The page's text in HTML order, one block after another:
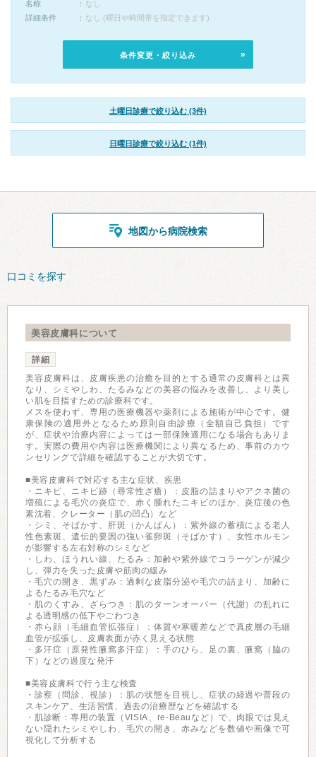
名称
なし
詳細条件
なし (曜日や時間帯を指定できます)
条件変更・絞り込み
土曜日診療で絞り込む (3件)
日曜日診療で絞り込む (1件)
地図から病院検索
口コミを探す
美容皮膚科について
詳細
美容皮膚科は、皮膚疾患の治癒を目的とする通常の皮膚科とは異
なり、シミやしわ、たるみなどの美容の悩みを改善し、より美し
い肌を目指すための診療科です。
メスを使わず、専用の医療機器や薬剤による施術が中心です。健
康保険の適用外となるため原則自由診療（全額自己負担）です
が、症状や治療内容によっては一部保険適用になる場合もありま
す。実際の費用や内容は医療機関により異なるため、事前のカウ
ンセリングで詳細を確認することが大切です。
■美容皮膚科で対応する主な症状、疾患
・ニキビ、ニキビ跡（尋常性ざ瘡）：皮脂の詰まりやアクネ菌の
増殖による毛穴の炎症で、赤く腫れたニキビのほか、炎症後の色
素沈着、クレーター（肌の凹凸）など
・シミ、そばかす、肝斑（かんぱん）：紫外線の蓄積による老人
性色素斑、遺伝的要因の強い雀卵斑（そばかす）、女性ホルモン
が影響する左右対称のシミなど
・しわ、ほうれい線、たるみ：加齢や紫外線でコラーゲンが減少
し、弾力を失った皮膚や筋肉の緩み
・毛穴の開き、黒ずみ：過剰な皮脂分泌や毛穴の詰まり、加齢に
よるたるみ毛穴など
・肌のくすみ、ざらつき：肌のターンオーバー（代謝）の乱れに
よる透明感の低下やごわつき
・赤ら顔（毛細血管拡張症）：体質や寒暖差などで真皮層の毛細
血管が拡張し、皮膚表面が赤く見える状態
・多汗症（原発性腋窩多汗症）：手のひら、足の裏、腋窩（脇の
下）などの過度な発汗
■美容皮膚科で行う主な検査
・診察（問診、視診）：肌の状態を目視し、症状の経過や普段の
スキンケア、生活習慣、過去の治療歴などを確認する
・肌診断：専用の装置（VISIA、re-Beauなど）で、肉眼では見え
ない隠れたシミやしわ、毛穴の開き、赤みなどを数値や画像で可
視化して分析する